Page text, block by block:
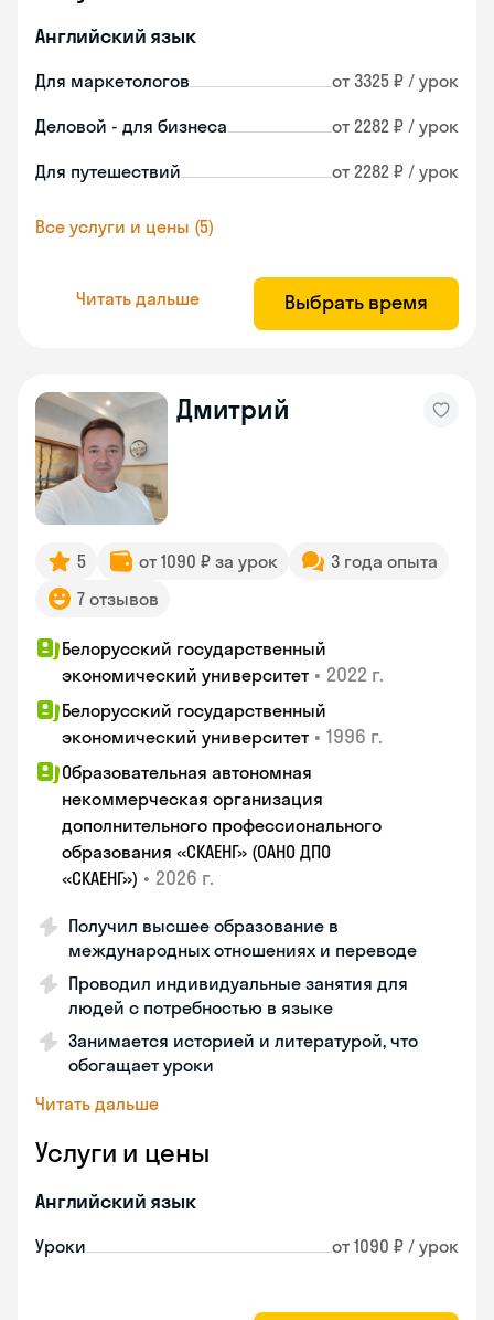
Английский язык
Для маркетологов от 3325 ₽ / урок
Деловой - для бизнеса от 2282 ₽ / урок
Для путешествий от 2282 ₽ / урок
Все услуги и цены (5)
Читать дальше Выбрать время
Дмитрий
5 от 1090 ₽ за урок
3 года опыта
7 отзывов
Белорусский государственный
экономический университет • 2022 г.
Белорусский государственный
экономический университет • 1996 г.
Образовательная автономная
некоммерческая организация
дополнительного профессионального
образования «СКАЕНГ» (ОАНО ДПО
«СКАЕНГ») • 2026 г.
Получил высшее образование в
международных отношениях и переводе
Проводил индивидуальные занятия для
людей с потребностью в языке
Занимается историей и литературой, что
обогащает уроки
Читать дальше
Услуги и цены
Английский язык
Уроки от 1090 ₽ / урок